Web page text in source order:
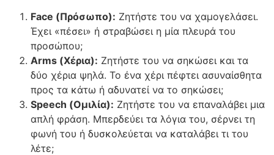
Face (Πρόσωπο): Ζητήστε του να χαμογελάσει.
Έχει «πέσει» ή στραβώσει η μία πλευρά του
προσώπου;
Arms (Χέρια): Ζητήστε του να σηκώσει και τα
δύο χέρια ψηλά. Το ένα χέρι πέφτει ασυναίσθητα
προς τα κάτω ή αδυνατεί να το σηκώσει;
Speech (Ομιλία): Ζητήστε του να επαναλάβει μια
απλή φράση. Μπερδεύει τα λόγια του, σέρνει τη
φωνή του ή δυσκολεύεται να καταλάβει τι του
λέτε;